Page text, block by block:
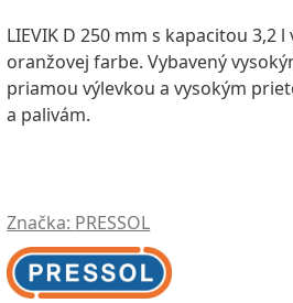
LIEVIK D 250 mm s kapacitou3,2 l
oranžovej farbe. Vybavený
priamou výlevkou avysokým
a palivám.
Značka: PRESSOL